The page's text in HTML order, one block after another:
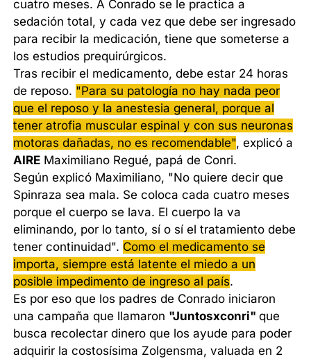
cuatro meses. A Conrado se le practica a
sedación total, y cada vez que debe ser ingresado
para recibir la medicación, tiene que someterse a
los estudios prequirúrgicos.
Tras recibir el medicamento, debe estar 24 horas
de reposo. "Para su patología no hay nada peor
que el reposo y la anestesia general, porque al
tener atrofia muscular espinal y con sus neuronas
motoras dañadas, no es recomendable", explicó a
AIRE Maximiliano Regué, papá de Conri.
Según explicó Maximiliano, "No quiere decir que
Spinraza sea mala. Se coloca cada cuatro meses
porque el cuerpo se lava. El cuerpo la va
eliminando, por lo tanto, sí o sí el tratamiento debe
tener continuidad". Como el medicamento se
importa, siempre está latente el miedo a un
posible impedimento de ingreso al país.
Es por eso que los padres de Conrado iniciaron
una campaña que llamaron "Juntosxconri"que
busca recolectar dinero que los ayude para poder
adquirir la costosísima Zolgensma, valuada en 2